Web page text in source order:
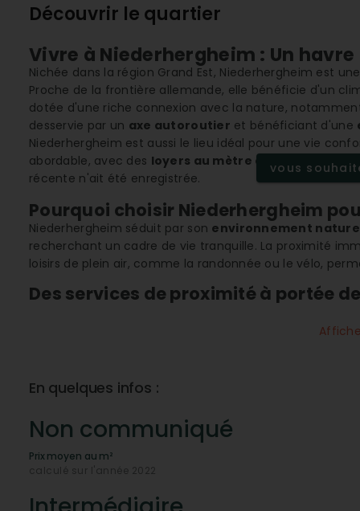
Découvrir le quartier
Vivre à Niederhergheim : Un
Nichée dans la région Grand Est, Niederhergheim est
Proche de la frontière allemande, elle bénéficie d'un
dotée d'une riche connexion avec la nature,
desservie par un axe autoroutier et bénéficiant d'une
Niederhergheim est aussi le lieu idéal pour une vie
abordable, avec des loyers au mètre carré
pour
récente n'ait été enregistrée.
vous
Pourquoi choisir Niederhergheim
Niederhergheim séduit par son environnement
recherchant un cadre de vie tranquille. La proximité
loisirs de plein air, comme la randonnée ou le vélo,
Des services de proximité à portée
et d'autres magasins essentiels, les
Une éducation de qualité pour les
maternelles et élémentaires. Cela assure aux plus
environnement bienveillant.
Quel accès aux services de santé ?
Niederhergheim offre un accès complet aux soins de
En quelques infos :
Non communiqué
Prix moyen au m²
calculé sur l'année 2022